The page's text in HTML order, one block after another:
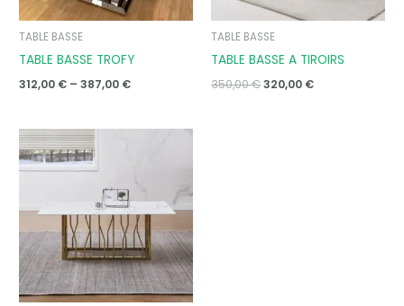
TABLE BASSE
TABLE BASSE TROFY
312,00 € – 387,00 €
TABLE BASSE
TABLE BASSE A TIROIRS
350,00€320,00 €
497,00 €